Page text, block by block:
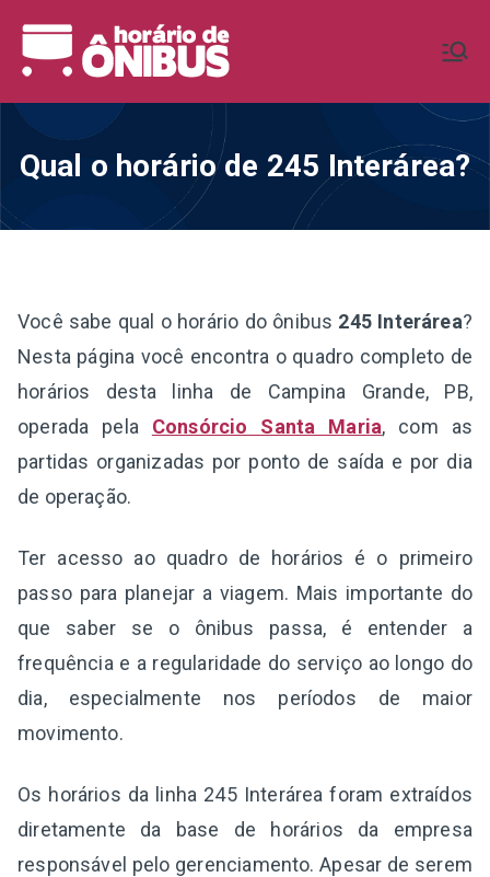
para
conteúdo
Ônibus BR
Horários de Ônibus de todo o
Qual o horário de 245 Interárea?
Você sabe qual o horário do ônibus 245 Interárea?
Nesta página você encontra o quadro completo de
horários desta linha de Campina Grande, PB,
operada pela Consórcio Santa Maria, com as
partidas organizadas por ponto de saída e por dia
de operação.
Ter acesso ao quadro de horários é o primeiro
passo para planejar a viagem. Mais importante do
que saber se o ônibus passa, é entender a
frequência e a regularidade do serviço ao longo do
dia, especialmente nos períodos de maior
movimento.
Os horários da linha 245 Interárea foram extraídos
diretamente da base de horários da empresa
responsável pelo gerenciamento. Apesar de serem